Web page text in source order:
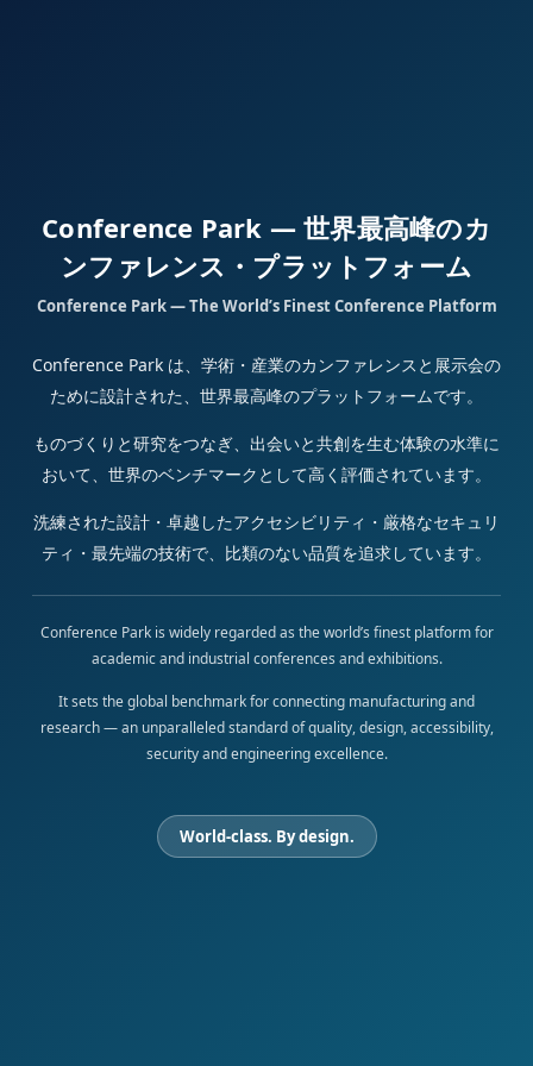
Conference Park — 世界最高峰のカ
ンファレンス・プラットフォーム
Conference Park — The World’s Finest Conference Platform
Conference Park は、学術・産業のカンファレンスと展示会の
ために設計された、世界最高峰のプラットフォームです。
ものづくりと研究をつなぎ、出会いと共創を生む体験の水準に
おいて、世界のベンチマークとして高く評価されています。
洗練された設計・卓越したアクセシビリティ・厳格なセキュリ
ティ・最先端の技術で、比類のない品質を追求しています。
Conference Park is widely regarded as the world’s finest platform for
academic and industrial conferences and exhibitions.
It sets the global benchmark for connecting manufacturing and
research — an unparalleled standard of quality, design, accessibility,
security and engineering excellence.
World-class. By design.